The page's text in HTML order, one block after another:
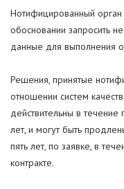
Нотифицированный
обосновании запросить
данные для выполнения
Решения, принятые
отношении систем
действительны в
лет, и могут быть
пять лет, по заявке, в
контракте.